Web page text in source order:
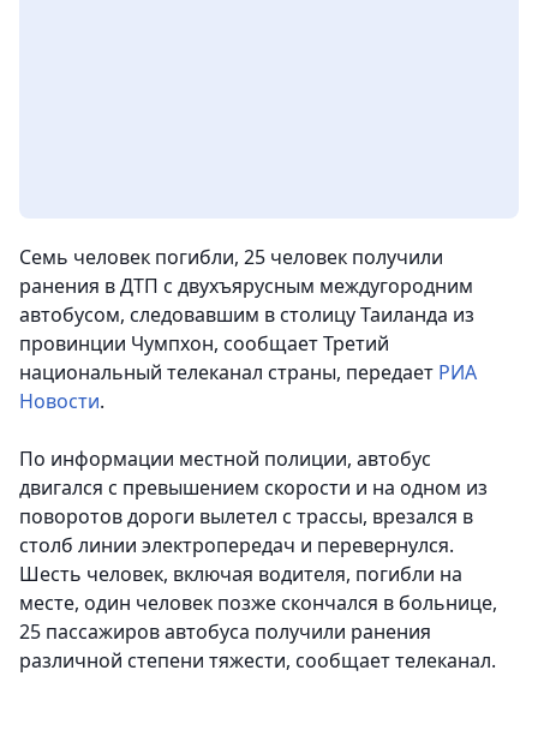
Семь человек погибли, 25 человек получили
ранения в ДТП с двухъярусным междугородним
автобусом, следовавшим в столицу Таиланда из
провинции Чумпхон, сообщает Третий
национальный телеканал страны, передает РИА
Новости.
По информации местной полиции, автобус
двигался с превышением скорости и на одном из
поворотов дороги вылетел с трассы, врезался в
столб линии электропередач и перевернулся.
Шесть человек, включая водителя, погибли на
месте, один человек позже скончался в больнице,
25 пассажиров автобуса получили ранения
различной степени тяжести, сообщает телеканал.